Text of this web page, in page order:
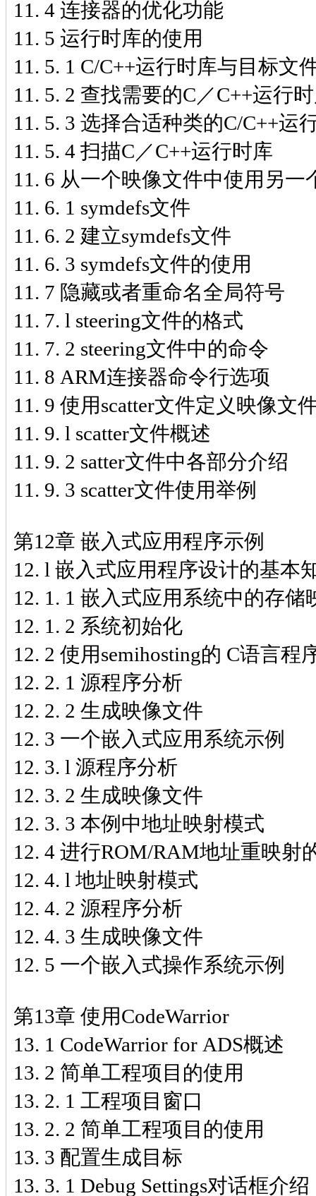
11. 4 连接器的优化功能
11. 5 运行时库的使用
11. 5. 1 C/C++运行时库与目标文
11. 5. 2 查找需要的C／C++运行
11. 5. 3 选择合适种类的C/C++运
11. 5. 4 扫描C／C++运行时库
11. 6 从一个映像文件中使用另
11. 6. 1 symdefs文件
11. 6. 2 建立symdefs文件
11. 6. 3 symdefs文件的使用
11. 7 隐藏或者重命名全局符号
11. 7. l steering文件的格式
11. 7. 2 steering文件中的命令
11. 8 ARM连接器命令行选项
11. 9 使用scatter文件定义映像文
11. 9. l scatter文件概述
11. 9. 2 satter文件中各部分介绍
11. 9. 3 scatter文件使用举例
第12章 嵌入式应用程序示例
12. l 嵌入式应用程序设计的基本
12. 1. 1 嵌入式应用系统中的存储
12. 1. 2 系统初始化
12. 2 使用semihosting的 C语言程
12. 2. 1 源程序分析
12. 2. 2 生成映像文件
12. 3 一个嵌入式应用系统示例
12. 3. l 源程序分析
12. 3. 2 生成映像文件
12. 3. 3 本例中地址映射模式
12. 4 进行ROM/RAM地址重映射
12. 4. l 地址映射模式
12. 4. 2 源程序分析
12. 4. 3 生成映像文件
12. 5 一个嵌入式操作系统示例
第13章 使用CodeWarrior
13. 1 CodeWarrior for ADS概述
13. 2 简单工程项目的使用
13. 2. 1 工程项目窗口
13. 2. 2 简单工程项目的使用
13. 3 配置生成目标
13. 3. 1 Debug Settings对话框介绍